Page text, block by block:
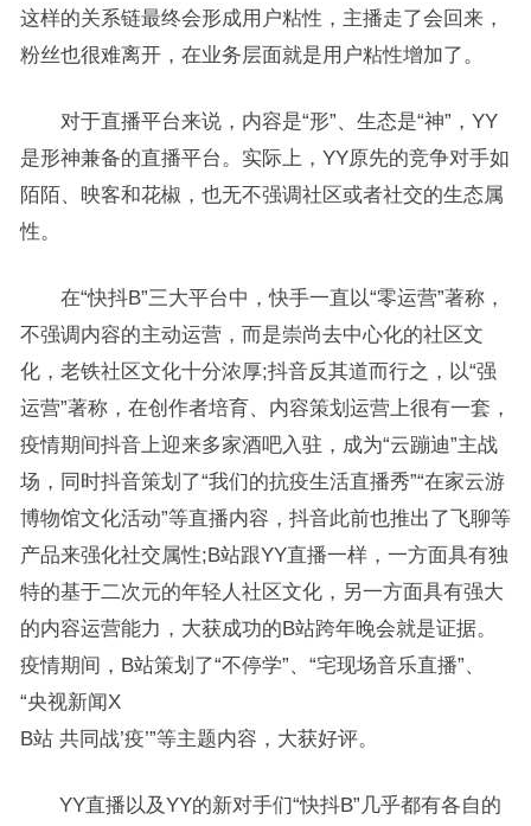
这样的关系链最终会形成用户粘性，主播走了会回来，
粉丝也很难离开，在业务层面就是用户粘性增加了。
对于直播平台来说，内容是“形”、生态是“神”，YY
是形神兼备的直播平台。实际上，YY原先的竞争对手如
陌陌、映客和花椒，也无不强调社区或者社交的生态属
性。
在“快抖B”三大平台中，快手一直以“零运营”著称，
不强调内容的主动运营，而是崇尚去中心化的社区文
化，老铁社区文化十分浓厚;抖音反其道而行之，以“强
运营”著称，在创作者培育、内容策划运营上很有一套，
疫情期间抖音上迎来多家酒吧入驻，成为“云蹦迪”主战
场，同时抖音策划了“我们的抗疫生活直播秀”“在家云游
博物馆文化活动”等直播内容，抖音此前也推出了飞聊等
产品来强化社交属性;B站跟YY直播一样，一方面具有独
特的基于二次元的年轻人社区文化，另一方面具有强大
的内容运营能力，大获成功的B站跨年晚会就是证据。
疫情期间，B站策划了“不停学”、“宅现场音乐直播”、
“央视新闻X
B站 共同战’疫’”等主题内容，大获好评。
YY直播以及YY的新对手们“快抖B”几乎都有各自的